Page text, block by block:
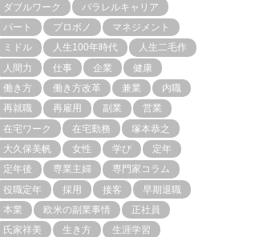
ダブルワーク
パラレルキャリア
パート
プロボノ
マネジメント
ミドル
人生100年時代
人生二毛作
人間力
仕事 企業
健康
働き方
働き方改革 兼業
内職
再就職
再雇用 副業
営業
在宅ワーク
在宅勤務
塚本恭之
大久保美帆
女性 学び
定年
定年後
専業主婦
専門家コラム
役職定年
採用 接客
早期退職
本業
欧米の副業事情
正社員
氏家祥美
生き方
生涯学習